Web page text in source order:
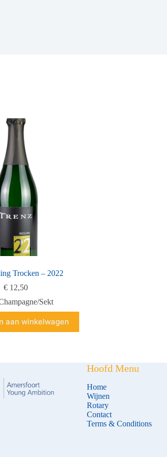
Trocken – 2022
€12,50
Sekt
aan winkelwagen
Hoofd Menu
Home
Wijnen
Rotary
Contact
Terms & Conditions